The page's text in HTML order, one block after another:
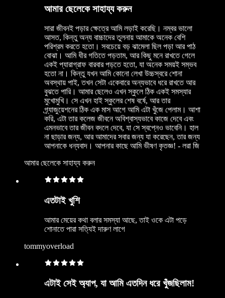
আমার ছেলেকে সাহায্য করুন
সারা জীবনই পড়ার ক্ষেত্রে আমি লড়াই করেছি। নম্বর ভালো
আসত, কিন্তু অন্য বাচ্চাদের তুলনায় আমাকে অনেক বেশি
পরিশ্রম করতে হতো। সবচেয়ে বড় ঝামেলা ছিল পড়া আর পাঠ
বোঝা। আমি ধীর গতিতে পড়তাম, আর কিছু মনে রাখতে গেলে
একই প্যারাগ্রাফ বারবার পড়তে হতো, যা অনেক সময়ই সম্ভব
হতো না। কিন্তু যখন আমি কোনো লেখা উচ্চস্বরে শোনা
অবস্থায় পাই, তখন সেটা একেবারে অন্যভাবে ধরে রাখতে আর
বুঝতে পারি। আমার ছেলেও এখন স্কুলে ঠিক একই সমস্যার
মুখোমুখি। সে এখন হাই স্কুলের শেষ বর্ষে, আর তার
গ্র্যাজুয়েশনের ঠিক এক মাস আগে আমি এটা খুঁজে পেলাম। আশা
করি, এটা তার কলেজ জীবনে অবিশ্বাস্যভাবে কাজে দেবে এবং
এমনভাবে তার জীবন বদলে দেবে, যা সে স্বপ্নেও ভাবেনি। হাল
না ছাড়ার জন্য, আর আমাদের সবার জন্য যা করেছেন, তার জন্য
আপনাকে ধন্যবাদ। আপনার কাছে আমি ভীষণ কৃতজ্ঞ! - লরা জি
আমার ছেলেকে সাহায্য করুন
এতটাই খুশি
আমার মেয়ের কথা বলার সমস্যা আছে, তাই ওকে এটা পড়ে
শোনাতে পারা সত্যিই দারুণ লাগে
tommyoverload
এটাই সেই অ্যাপ, যা আমি এতদিন ধরে খুঁজছিলাম!